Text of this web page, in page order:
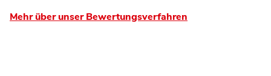
Mehr über unser Bewertungsverfahren